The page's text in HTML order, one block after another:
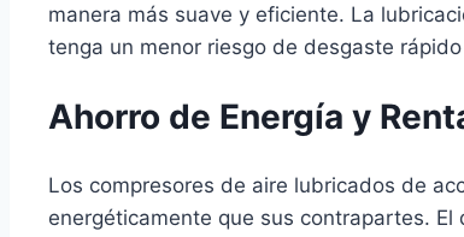
manera más suave y eficiente. La
tenga un menor riesgo de desgaste
Ahorro de Energía y
Los compresores de aire lubricados de
energéticamente que sus contrapartes.